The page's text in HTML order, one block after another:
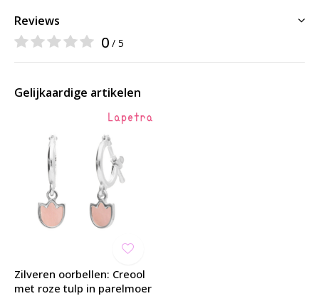
Reviews
0 / 5
Gelijkaardige artikelen
Zilveren oorbellen: Creool
met roze tulp in parelmoer